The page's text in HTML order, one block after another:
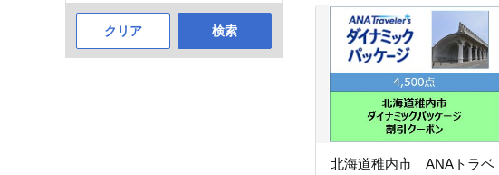
クリア 検索
北海道稚内市 ANAトラベ